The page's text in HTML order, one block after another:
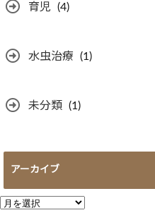
育児 (4)
水虫治療 (1)
未分類 (1)
アーカイブ
ア